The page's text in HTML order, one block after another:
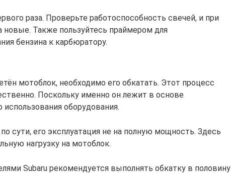
раза. Проверьте работоспособность свечей, и при
новые. Также пользуйтесь праймером для
бензина к карбюратору.
мотоблок, необходимо его обкатать. Этот процесс
Поскольку именно он лежит в основе
использования оборудования.
сути, его эксплуатация не на полную мощность. Здесь
нагрузку на мотоблок.
Subaru рекомендуется выполнять обкатку в половину